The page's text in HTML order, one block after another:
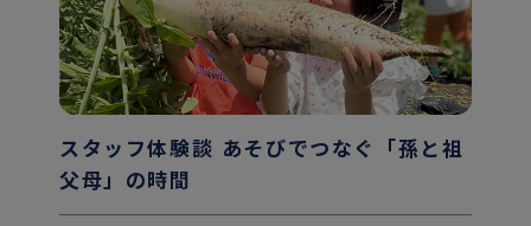
スタッフ体験談 あそびでつなぐ「孫と祖
父母」の時間